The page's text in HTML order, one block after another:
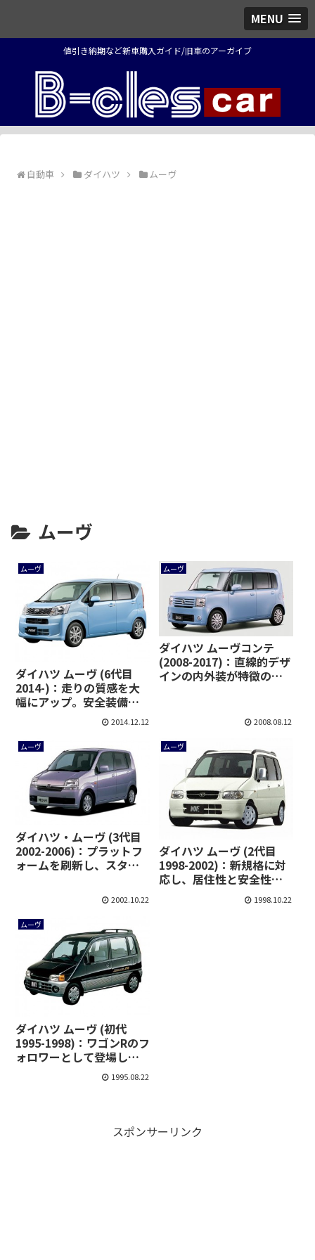
MENU
値引き納期など新車購入ガイド/旧車のアーガイブ
自動車 ダイハツ ムーヴ
ムーヴ
ムーヴ
ダイハツ ムーヴ (6代目
2014-)：走りの質感を大
幅にアップ。安全装備を
強化 [LA150/160S]2014.12.12
ムーヴ
ダイハツ ムーヴコンテ
(2008-2017)：直線的デザ
インの内外装が特徴のム
2008.08.12
ムーヴ
ダイハツ・ムーヴ (3代目
2002-2006)：プラットフ
ォームを刷新し、スタイ
2002.10.22
ムーヴ
ダイハツ ムーヴ (2代目
1998-2002)：新規格に対
応し、居住性と安全性が
向上 [L900/910S] 1998.10.22
ムーヴ
ダイハツ ムーヴ (初代
1995-1998)：ワゴンRのフ
ォロワーとして登場し、
大ヒット [L600/610S]1995.08.22
スポンサーリンク